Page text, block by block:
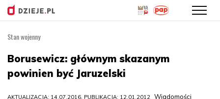
treści
Stan wojenny
Borusewicz: głównym skazanym
powinien być Jaruzelski
AKTUALIZACJA: 14.07.2016, PUBLIKACJA: 12.01.2012 Wiadomości